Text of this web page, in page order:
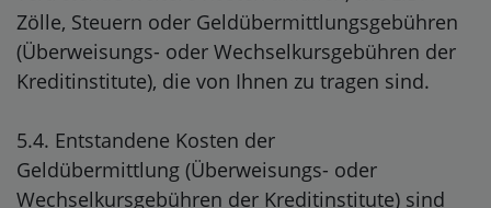
Zölle, Steuern oder Geldübermittlungsgebühren
(Überweisungs- oder Wechselkursgebühren der
Kreditinstitute), die von Ihnen zu tragen sind.
5.4. Entstandene Kosten der
Geldübermittlung (Überweisungs- oder
Wechselkursgebühren der Kreditinstitute) sind